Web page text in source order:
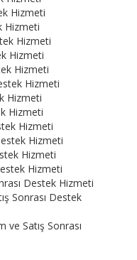
Hizmeti
Hizmeti
Hizmeti
Hizmeti
Hizmeti
Hizmeti
Hizmeti
Hizmeti
Hizmeti
Hizmeti
Hizmeti
Hizmeti
Destek Hizmeti
Sonrası Destek
Satış Sonrası